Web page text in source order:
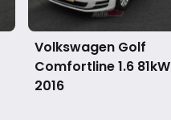
Volkswagen Golf
Comfortline 1.6 81kW
2016